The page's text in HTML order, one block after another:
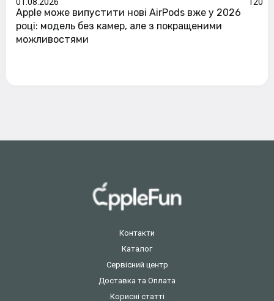
01.08.2026 120
Apple може випустити нові AirPods вже у 2026
році: модель без камер, але з покращеними
можливостями
Контакти
Каталог
Сервісний центр
Доставка та Оплата
Корисні статті